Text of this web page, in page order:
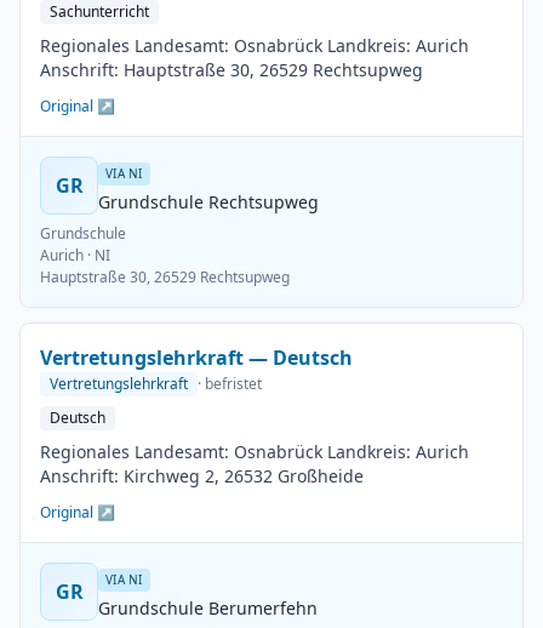
Sachunterricht
Regionales Landesamt: Osnabrück Landkreis: Aurich
Anschrift: Hauptstraße 30, 26529 Rechtsupweg
Original ↗
GR VIA NI
Grundschule Rechtsupweg
Grundschule
Aurich · NI
Hauptstraße 30, 26529 Rechtsupweg
Vertretungslehrkraft — Deutsch
Vertretungslehrkraft · befristet
Deutsch
Regionales Landesamt: Osnabrück Landkreis: Aurich
Anschrift: Kirchweg 2, 26532 Großheide
Original ↗
GR VIA NI
Grundschule Berumerfehn